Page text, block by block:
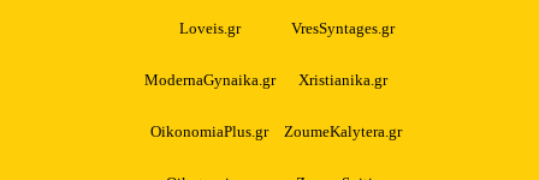
Loveis.gr VresSyntages.gr
ModernaGynaika.gr Xristianika.gr
OikonomiaPlus.gr ZoumeKalytera.gr